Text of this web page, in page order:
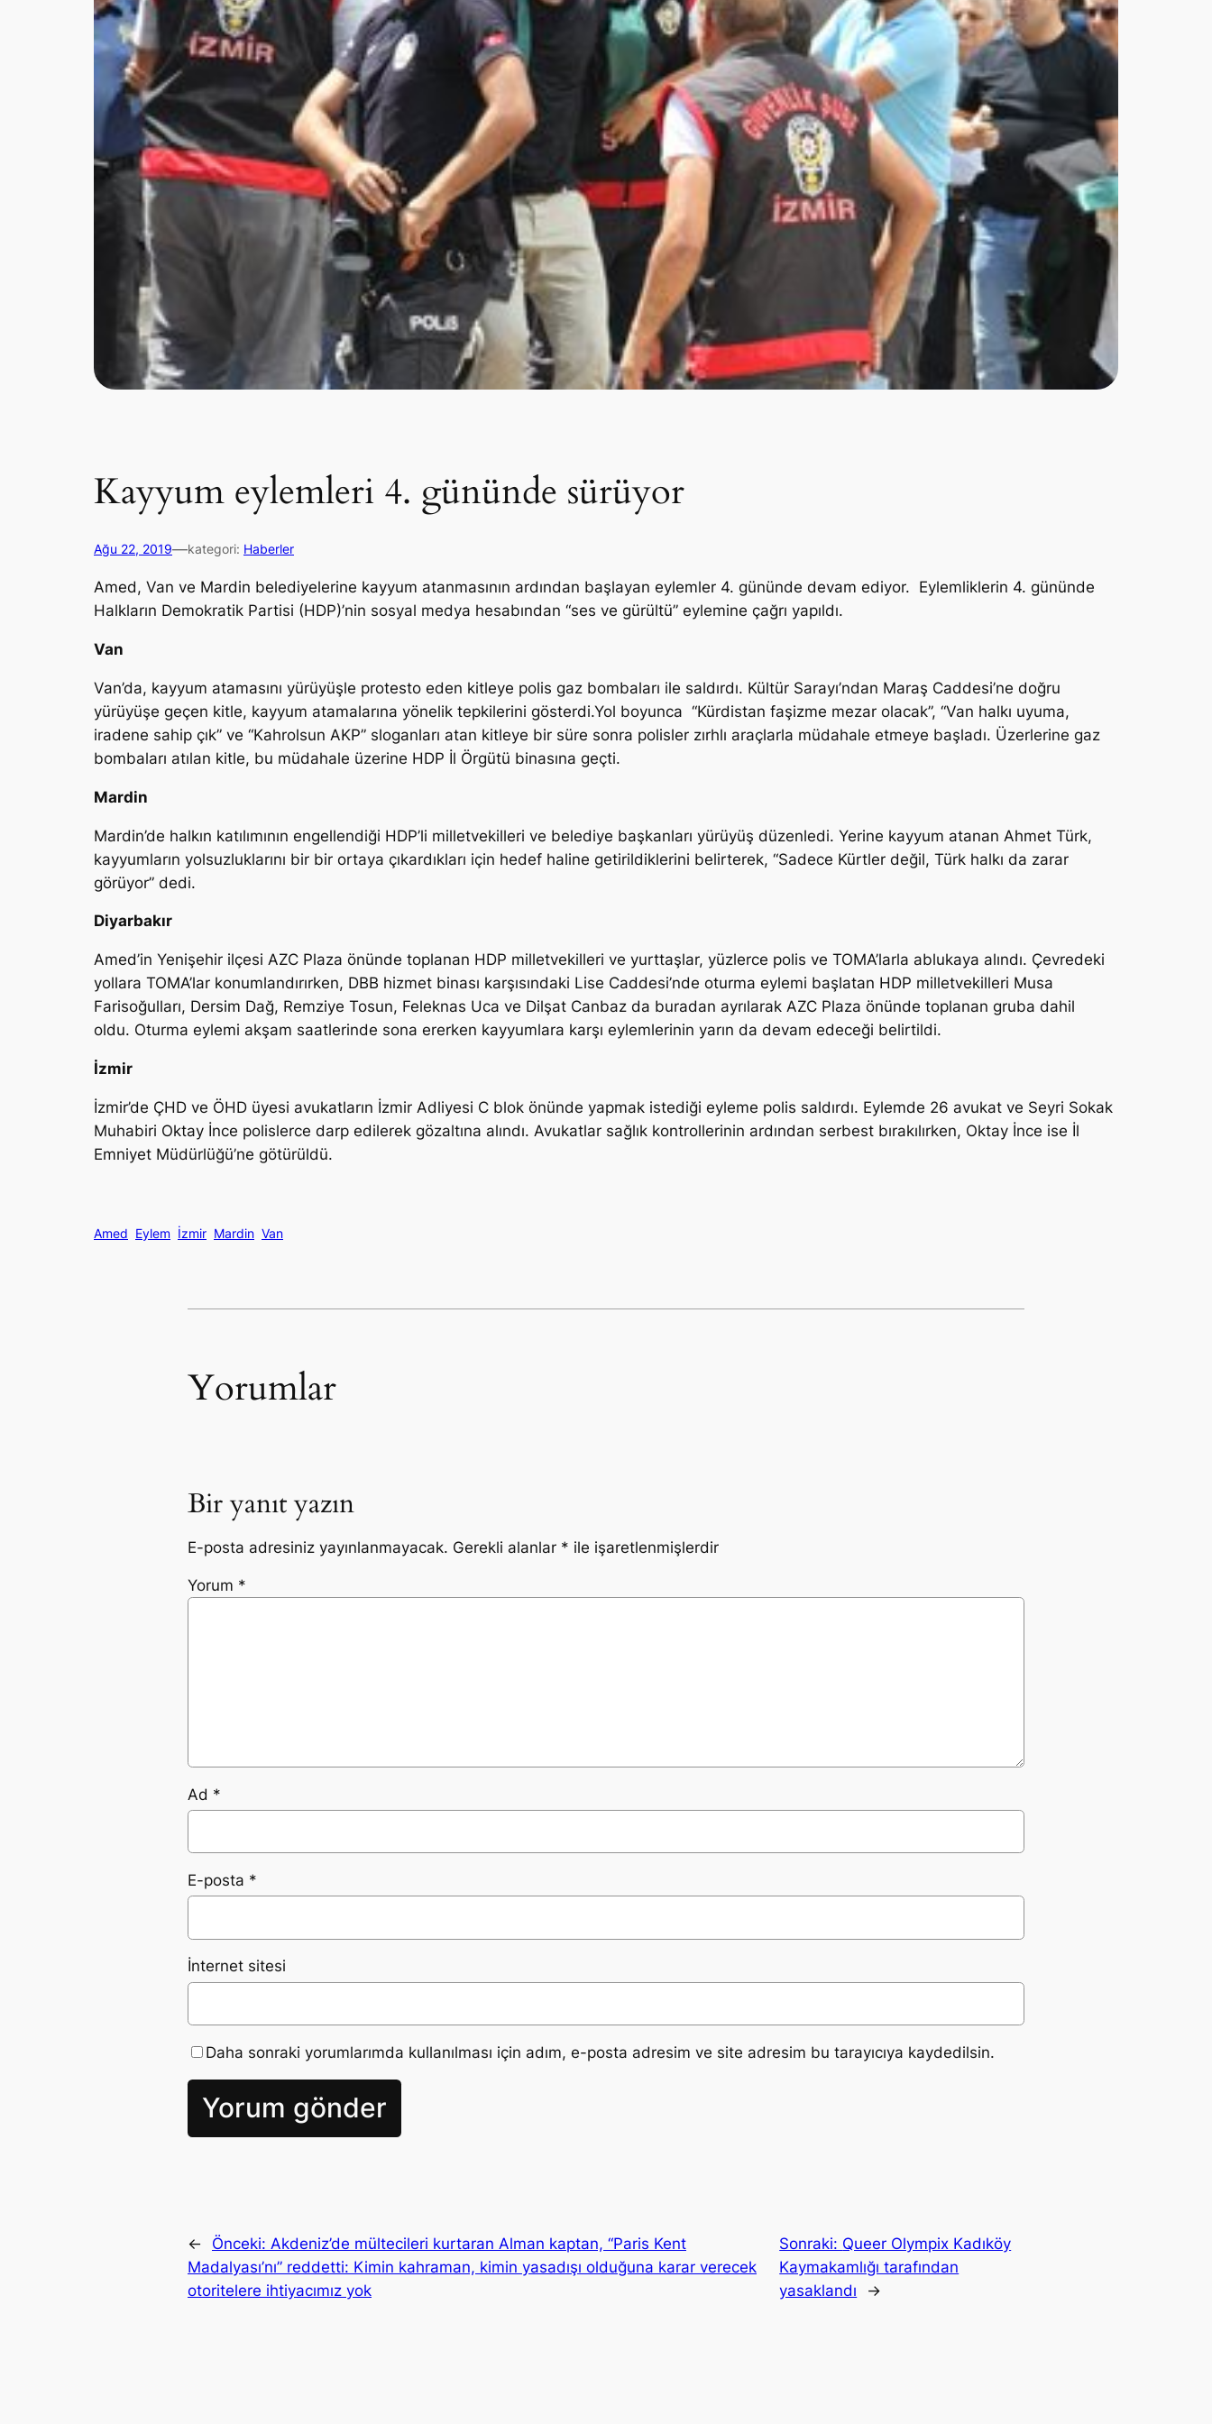
Kayyum eylemleri 4. gününde sürüyor
Ağu 22, 2019—kategori: Haberler
Amed, Van ve Mardin belediyelerine kayyum atanmasının ardından başlayan eylemler 4. gününde devam ediyor. Eylemliklerin 4. gününde
Halkların Demokratik Partisi (HDP)’nin sosyal medya hesabından “ses ve gürültü” eylemine çağrı yapıldı.
Van
Van’da, kayyum atamasını yürüyüşle protesto eden kitleye polis gaz bombaları ile saldırdı. Kültür Sarayı’ndan Maraş Caddesi’ne doğru
yürüyüşe geçen kitle, kayyum atamalarına yönelik tepkilerini gösterdi.Yol boyunca “Kürdistan faşizme mezar olacak”, “Van halkı uyuma,
iradene sahip çık” ve “Kahrolsun AKP” sloganları atan kitleye bir süre sonra polisler zırhlı araçlarla müdahale etmeye başladı. Üzerlerine gaz
bombaları atılan kitle, bu müdahale üzerine HDP İl Örgütü binasına geçti.
Mardin
Mardin’de halkın katılımının engellendiği HDP’li milletvekilleri ve belediye başkanları yürüyüş düzenledi. Yerine kayyum atanan Ahmet Türk,
kayyumların yolsuzluklarını bir bir ortaya çıkardıkları için hedef haline getirildiklerini belirterek, “Sadece Kürtler değil, Türk halkı da zarar
görüyor” dedi.
Diyarbakır
Amed’in Yenişehir ilçesi AZC Plaza önünde toplanan HDP milletvekilleri ve yurttaşlar, yüzlerce polis ve TOMA’larla ablukaya alındı. Çevredeki
yollara TOMA’lar konumlandırırken, DBB hizmet binası karşısındaki Lise Caddesi’nde oturma eylemi başlatan HDP milletvekilleri Musa
Farisoğulları, Dersim Dağ, Remziye Tosun, Feleknas Uca ve Dilşat Canbaz da buradan ayrılarak AZC Plaza önünde toplanan gruba dahil
oldu. Oturma eylemi akşam saatlerinde sona ererken kayyumlara karşı eylemlerinin yarın da devam edeceği belirtildi.
İzmir
İzmir’de ÇHD ve ÖHD üyesi avukatların İzmir Adliyesi C blok önünde yapmak istediği eyleme polis saldırdı. Eylemde 26 avukat ve Seyri Sokak
Muhabiri Oktay İnce polislerce darp edilerek gözaltına alındı. Avukatlar sağlık kontrollerinin ardından serbest bırakılırken, Oktay İnce ise İl
Emniyet Müdürlüğü’ne götürüldü.
Amed Eylem İzmir Mardin Van
Yorumlar
Bir yanıt yazın
E-posta adresiniz yayınlanmayacak. Gerekli alanlar * ile işaretlenmişlerdir
Yorum *
Ad *
E-posta *
İnternet sitesi
Daha sonraki yorumlarımda kullanılması için adım, e-posta adresim ve site adresim bu tarayıcıya kaydedilsin.
← Önceki: Akdeniz’de mültecileri kurtaran Alman kaptan, “Paris Kent
Madalyası’nı” reddetti: Kimin kahraman, kimin yasadışı olduğuna karar verecek
otoritelere ihtiyacımız yok
Sonraki: Queer Olympix Kadıköy
Kaymakamlığı tarafından
yasaklandı
→